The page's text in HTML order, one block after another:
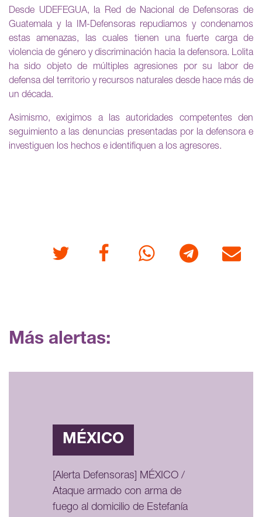
Desde UDEFEGUA, la Red de Nacional de Defensoras de
Guatemala y la IM-Defensoras repudiamos y condenamos
estas amenazas, las cuales tienen una fuerte carga de
violencia de género y discriminación hacia la defensora. Lolita
ha sido objeto de múltiples agresiones por su labor de
defensa del territorio y recursos naturales desde hace más de
un década.
Asimismo, exigimos a las autoridades competentes den
seguimiento a las denuncias presentadas por la defensora e
investiguen los hechos e identifiquen a los agresores.
Twitter FacebookWhatsappTelegram Correo
Más alertas:
MÉXICO
[Alerta Defensoras] MÉXICO /
Ataque armado con arma de
fuego al domicilio de Estefanía